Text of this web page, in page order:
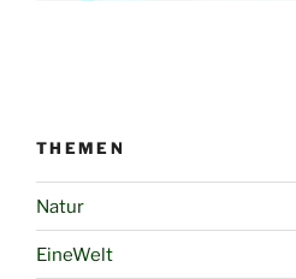
THEMEN
Natur
EineWelt